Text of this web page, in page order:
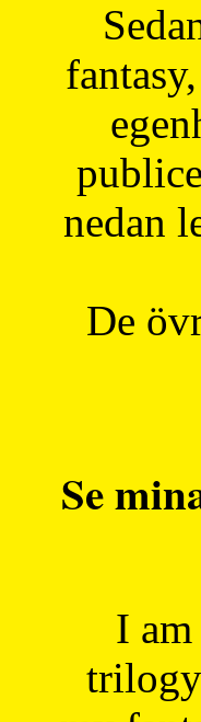
nedan
De
Se
I
trilogy